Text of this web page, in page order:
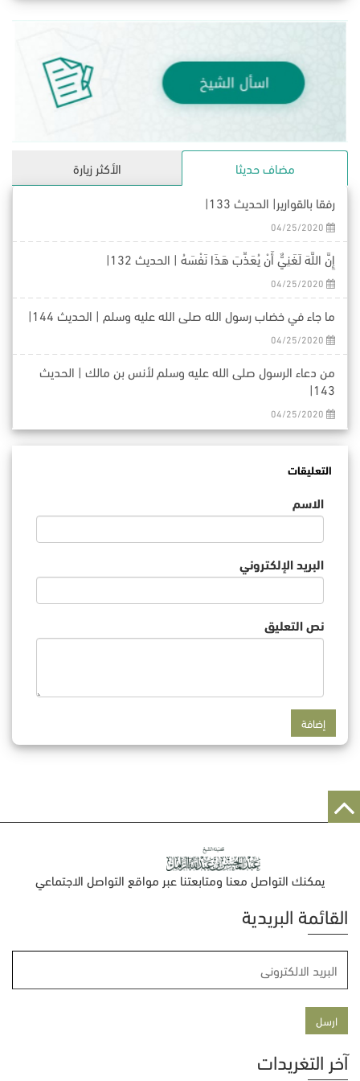
مضاف حديثا
الأكثر زيارة
رفقا بالقوارير| الحديث 133|
04/25/2020
إِنَّ اللَّهَ لَغَنِيٌّ أَنْ يُعَذِّبَ هَذَا نَفْسَهُ | الحديث 132|
04/25/2020
ما جاء في خضاب رسول الله صلى الله عليه وسلم | الحديث 144|
04/25/2020
من دعاء الرسول صلى الله عليه وسلم لأنس بن مالك | الحديث
143|
04/25/2020
التعليقات
الاسم
البريد الإلكتروني
نص التعليق
يمكنك التواصل معنا ومتابعتنا عبر مواقع التواصل الاجتماعي
القائمة البريدية
آخر التغريدات